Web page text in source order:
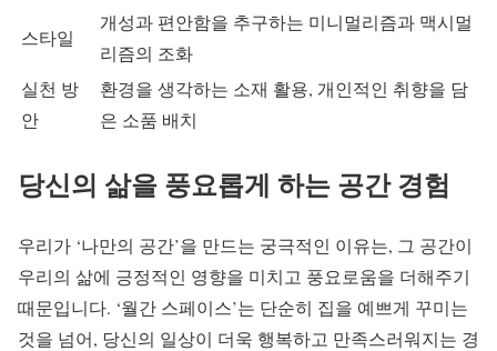
스타일
개성과 편안함을 추구하는 미니멀리즘과 맥시멀
리즘의 조화
실천 방
안
환경을 생각하는 소재 활용, 개인적인 취향을 담
은 소품 배치
당신의 삶을 풍요롭게 하는 공간 경험
우리가 ‘나만의 공간’을 만드는 궁극적인 이유는, 그 공간이
우리의 삶에 긍정적인 영향을 미치고 풍요로움을 더해주기
때문입니다. ‘월간 스페이스’는 단순히 집을 예쁘게 꾸미는
것을 넘어, 당신의 일상이 더욱 행복하고 만족스러워지는 경